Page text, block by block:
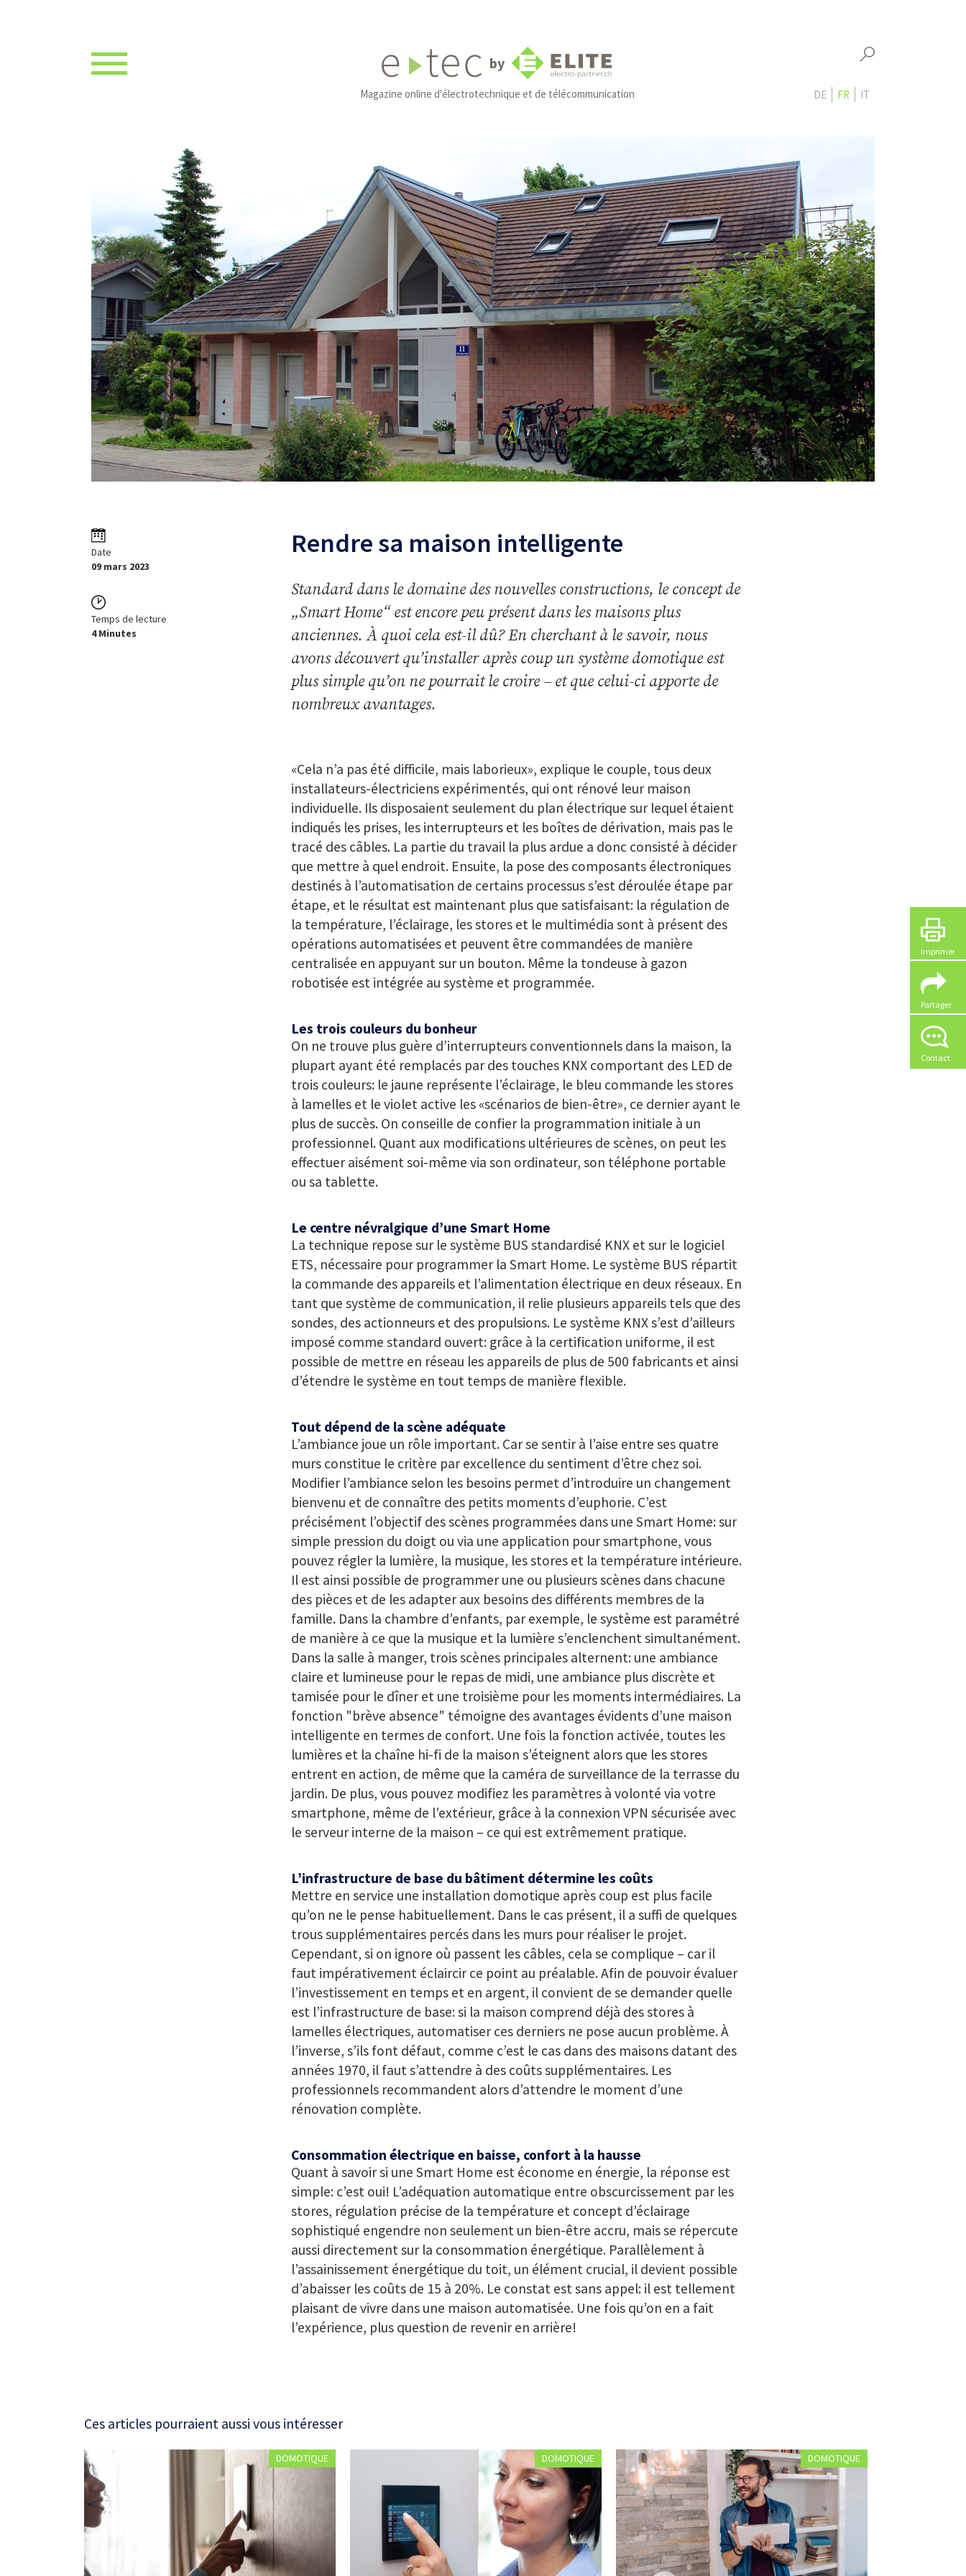
Imprimer
Partager
Contact
by
Magazine online d'électrotechnique et de télécommunication DE FR IT
Date
09 mars 2023
Temps de lecture
4 Minutes
Rendre sa maison intelligente
Standard dans le domaine des nouvelles constructions, le concept de
„Smart Home“ est encore peu présent dans les maisons plus
anciennes. À quoi cela est-il dû? En cherchant à le savoir, nous
avons découvert qu’installer après coup un système domotique est
plus simple qu’on ne pourrait le croire – et que celui-ci apporte de
nombreux avantages.
«Cela n’a pas été difficile, mais laborieux», explique le couple, tous deux
installateurs-électriciens expérimentés, qui ont rénové leur maison
individuelle. Ils disposaient seulement du plan électrique sur lequel étaient
indiqués les prises, les interrupteurs et les boîtes de dérivation, mais pas le
tracé des câbles. La partie du travail la plus ardue a donc consisté à décider
que mettre à quel endroit. Ensuite, la pose des composants électroniques
destinés à l’automatisation de certains processus s’est déroulée étape par
étape, et le résultat est maintenant plus que satisfaisant: la régulation de
la température, l’éclairage, les stores et le multimédia sont à présent des
opérations automatisées et peuvent être commandées de manière
centralisée en appuyant sur un bouton. Même la tondeuse à gazon
robotisée est intégrée au système et programmée.
Les trois couleurs du bonheur
On ne trouve plus guère d’interrupteurs conventionnels dans la maison, la
plupart ayant été remplacés par des touches KNX comportant des LED de
trois couleurs: le jaune représente l’éclairage, le bleu commande les stores
à lamelles et le violet active les «scénarios de bien-être», ce dernier ayant le
plus de succès. On conseille de confier la programmation initiale à un
professionnel. Quant aux modifications ultérieures de scènes, on peut les
effectuer aisément soi-même via son ordinateur, son téléphone portable
ou sa tablette.
Le centre névralgique d’une Smart Home
La technique repose sur le système BUS standardisé KNX et sur le logiciel
ETS, nécessaire pour programmer la Smart Home. Le système BUS répartit
la commande des appareils et l’alimentation électrique en deux réseaux. En
tant que système de communication, il relie plusieurs appareils tels que des
sondes, des actionneurs et des propulsions. Le système KNX s’est d’ailleurs
imposé comme standard ouvert: grâce à la certification uniforme, il est
possible de mettre en réseau les appareils de plus de 500 fabricants et ainsi
d’étendre le système en tout temps de manière flexible.
Tout dépend de la scène adéquate
L’ambiance joue un rôle important. Car se sentir à l’aise entre ses quatre
murs constitue le critère par excellence du sentiment d’être chez soi.
Modifier l’ambiance selon les besoins permet d’introduire un changement
bienvenu et de connaître des petits moments d’euphorie. C’est
précisément l’objectif des scènes programmées dans une Smart Home: sur
simple pression du doigt ou via une application pour smartphone, vous
pouvez régler la lumière, la musique, les stores et la température intérieure.
Il est ainsi possible de programmer une ou plusieurs scènes dans chacune
des pièces et de les adapter aux besoins des différents membres de la
famille. Dans la chambre d’enfants, par exemple, le système est paramétré
de manière à ce que la musique et la lumière s’enclenchent simultanément.
Dans la salle à manger, trois scènes principales alternent: une ambiance
claire et lumineuse pour le repas de midi, une ambiance plus discrète et
tamisée pour le dîner et une troisième pour les moments intermédiaires. La
fonction "brève absence" témoigne des avantages évidents d’une maison
intelligente en termes de confort. Une fois la fonction activée, toutes les
lumières et la chaîne hi-fi de la maison s’éteignent alors que les stores
entrent en action, de même que la caméra de surveillance de la terrasse du
jardin. De plus, vous pouvez modifiez les paramètres à volonté via votre
smartphone, même de l'extérieur, grâce à la connexion VPN sécurisée avec
le serveur interne de la maison – ce qui est extrêmement pratique.
L’infrastructure de base du bâtiment détermine les coûts
Mettre en service une installation domotique après coup est plus facile
qu’on ne le pense habituellement. Dans le cas présent, il a suffi de quelques
trous supplémentaires percés dans les murs pour réaliser le projet.
Cependant, si on ignore où passent les câbles, cela se complique – car il
faut impérativement éclaircir ce point au préalable. Afin de pouvoir évaluer
l’investissement en temps et en argent, il convient de se demander quelle
est l’infrastructure de base: si la maison comprend déjà des stores à
lamelles électriques, automatiser ces derniers ne pose aucun problème. À
l’inverse, s’ils font défaut, comme c’est le cas dans des maisons datant des
années 1970, il faut s’attendre à des coûts supplémentaires. Les
professionnels recommandent alors d’attendre le moment d’une
rénovation complète.
Consommation électrique en baisse, confort à la hausse
Quant à savoir si une Smart Home est économe en énergie, la réponse est
simple: c’est oui! L’adéquation automatique entre obscurcissement par les
stores, régulation précise de la température et concept d’éclairage
sophistiqué engendre non seulement un bien-être accru, mais se répercute
aussi directement sur la consommation énergétique. Parallèlement à
l’assainissement énergétique du toit, un élément crucial, il devient possible
d’abaisser les coûts de 15 à 20%. Le constat est sans appel: il est tellement
plaisant de vivre dans une maison automatisée. Une fois qu’on en a fait
l’expérience, plus question de revenir en arrière!
Ces articles pourraient aussi vous intéresser
DOMOTIQUE DOMOTIQUE DOMOTIQUE